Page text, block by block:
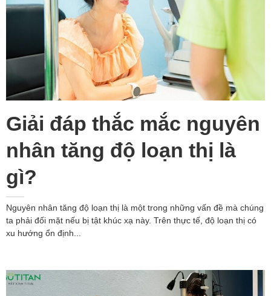
Giải đáp thắc mắc nguyên
nhân tăng độ loạn thị là
gì?
Nguyên nhân tăng độ loạn thị là một trong những vấn đề mà chúng
ta phải đối mặt nếu bị tật khúc xạ này. Trên thực tế, độ loạn thị có
xu hướng ổn định...